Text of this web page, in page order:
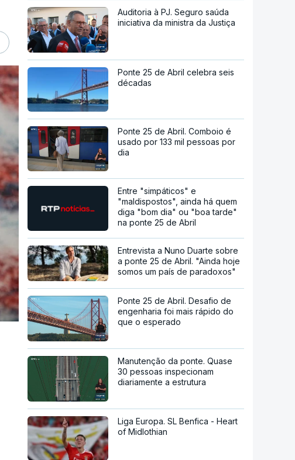
Auditoria à PJ. Seguro saúda
iniciativa da ministra da Justiça
Ponte 25 de Abril celebra seis
décadas
Ponte 25 de Abril. Comboio é
usado por 133 mil pessoas por
dia
Entre "simpáticos" e
"maldispostos", ainda há quem
diga "bom dia" ou "boa tarde"
na ponte 25 de Abril
Entrevista a Nuno Duarte sobre
a ponte 25 de Abril. "Ainda hoje
somos um país de paradoxos"
Ponte 25 de Abril. Desafio de
engenharia foi mais rápido do
que o esperado
Manutenção da ponte. Quase
30 pessoas inspecionam
diariamente a estrutura
Liga Europa. SL Benfica - Heart
of Midlothian